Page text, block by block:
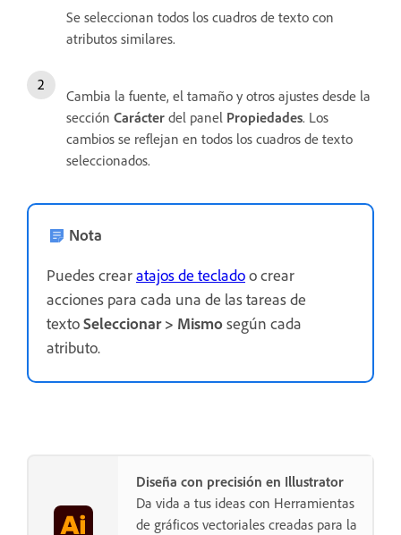
Se seleccionan todos los cuadros de texto con
atributos similares.
Cambia la fuente, el tamaño y otros ajustes desde la
sección Carácter del panel Propiedades. Los
cambios se reflejan en todos los cuadros de texto
seleccionados.
Nota
Puedes crearatajos de tecladoo crear
acciones para cada una de las tareas de
textoSeleccionar> Mismosegún cada
atributo.
Diseña con precisión en Illustrator
Da vida a tus ideas con Herramientas
de gráficos vectoriales creadas para la